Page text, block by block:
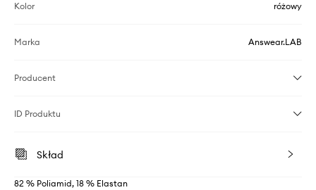
Kolor różowy
Marka Answear.LAB
Producent
ID Produktu
Skład
82 % Poliamid, 18 % Elastan